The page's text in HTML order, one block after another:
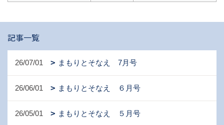
記事一覧
26/07/01 まもりとそなえ 7月号
26/06/01 まもりとそなえ ６月号
26/05/01 まもりとそなえ ５月号